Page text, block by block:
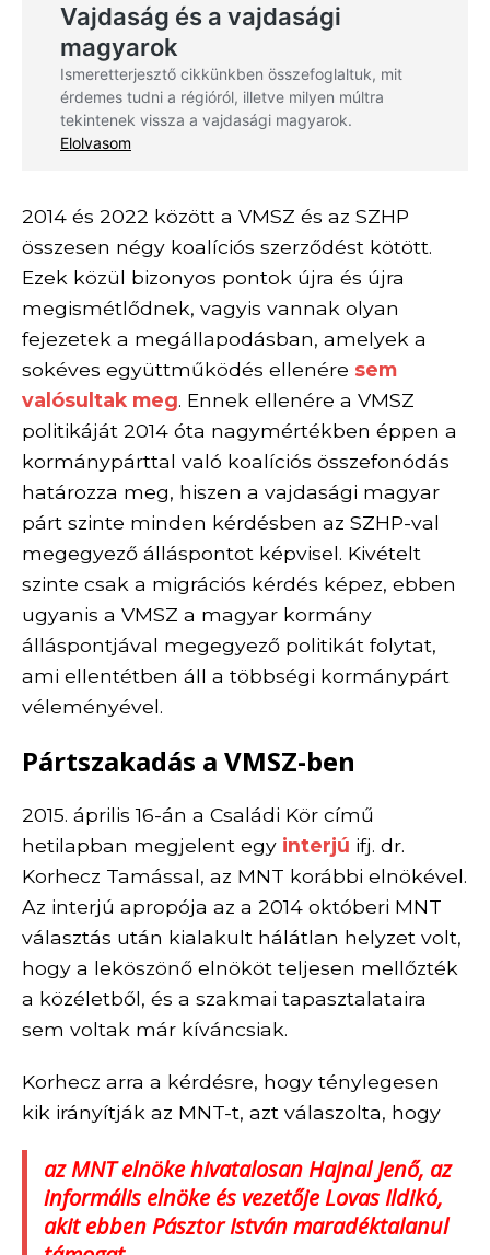
2014 és 2022 között a VMSZ és az SZHP
összesen négy koalíciós szerződést kötött.
Ezek közül bizonyos pontok újra és újra
megismétlődnek, vagyis vannak olyan
fejezetek a megállapodásban, amelyek a
sokéves együttműködés ellenére sem
valósultak meg. Ennek ellenére a VMSZ
politikáját 2014 óta nagymértékben éppen a
kormánypárttal való koalíciós összefonódás
határozza meg, hiszen a vajdasági magyar
párt szinte minden kérdésben az SZHP-val
megegyező álláspontot képvisel. Kivételt
szinte csak a migrációs kérdés képez, ebben
ugyanis a VMSZ a magyar kormány
álláspontjával megegyező politikát folytat,
ami ellentétben áll a többségi kormánypárt
véleményével.
Pártszakadás a VMSZ-ben
2015. április 16-án a Családi Kör című
hetilapban megjelent egy interjú ifj. dr.
Korhecz Tamással, az MNT korábbi elnökével.
Az interjú apropója az a 2014 októberi MNT
választás után kialakult hálátlan helyzet volt,
hogy a leköszönő elnököt teljesen mellőzték
a közéletből, és a szakmai tapasztalataira
sem voltak már kíváncsiak.
Korhecz arra a kérdésre, hogy ténylegesen
kik irányítják az MNT-t, azt válaszolta, hogy
az MNT elnöke hivatalosan Hajnal Jenő, az
informális elnöke és vezetője Lovas Ildikó,
akit ebben Pásztor István maradéktalanul